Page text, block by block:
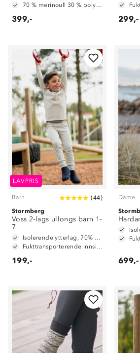
70 % merinoull 30 % polyester
399,- 299,-
LAVPRIS
Barn (44)
Stormberg
Voss 2-lags ullongs barn 1-
7
Isolerende ytterlag, 70% merinoull / 30% polyester
Fukttransporterende innside, 100% polyester
199,-
Dame
699,-